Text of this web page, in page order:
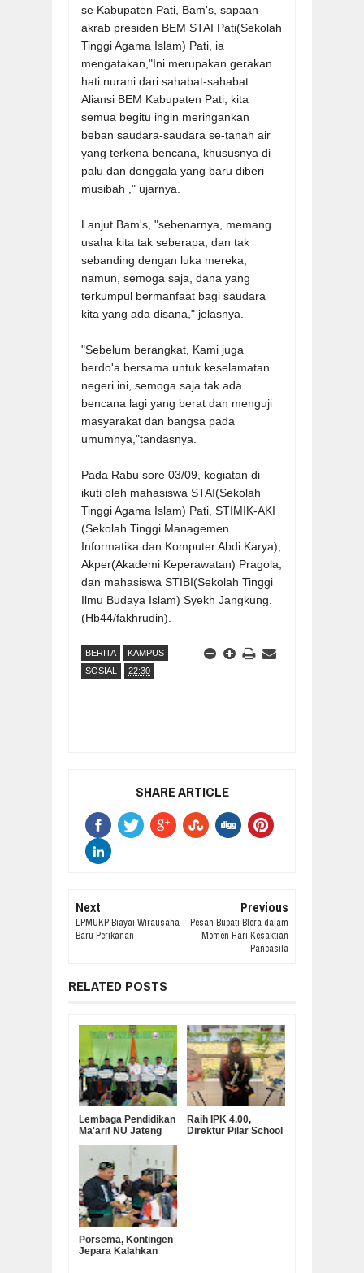
se Kabupaten Pati, Bam's, sapaan
akrab presiden BEM STAI Pati(Sekolah
Tinggi Agama Islam) Pati, ia
mengatakan,"Ini merupakan gerakan
hati nurani dari sahabat-sahabat
Aliansi BEM Kabupaten Pati, kita
semua begitu ingin meringankan
beban saudara-saudara se-tanah air
yang terkena bencana, khususnya di
palu dan donggala yang baru diberi
musibah ," ujarnya.
Lanjut Bam's, "sebenarnya, memang
usaha kita tak seberapa, dan tak
sebanding dengan luka mereka,
namun, semoga saja, dana yang
terkumpul bermanfaat bagi saudara
kita yang ada disana," jelasnya.
"Sebelum berangkat, Kami juga
berdo'a bersama untuk keselamatan
negeri ini, semoga saja tak ada
bencana lagi yang berat dan menguji
masyarakat dan bangsa pada
umumnya,"tandasnya.
Pada Rabu sore 03/09, kegiatan di
ikuti oleh mahasiswa STAI(Sekolah
Tinggi Agama Islam) Pati, STIMIK-AKI
(Sekolah Tinggi Managemen
Informatika dan Komputer Abdi Karya),
Akper(Akademi Keperawatan) Pragola,
dan mahasiswa STIBI(Sekolah Tinggi
Ilmu Budaya Islam) Syekh Jangkung.
(Hb44/fakhrudin).
BERITA
KAMPUS
SOSIAL
22:30
SHARE ARTICLE
Next
LPMUKP Biayai Wirausaha
Baru Perikanan
Previous
Pesan Bupati Blora dalam
Momen Hari Kesaktian
Pancasila
RELATED POSTS
Lembaga Pendidikan
Ma'arif NU Jateng
Operasional MKKS
SMK Ma’arif
Raih IPK 4.00,
Direktur Pilar School
Porsema, Kontingen
Jepara Kalahkan